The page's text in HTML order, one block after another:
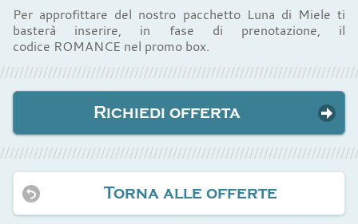
Per approfittare del nostro pacchetto Luna di Miele ti
basterà inserire, in fase di prenotazione, il
codice ROMANCE nel promo box.
Richiedi offerta
Torna alle offerte